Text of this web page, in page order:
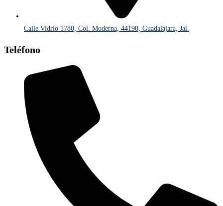
Calle Vidrio 1780, Col. Moderna, 44190, Guadalajara, Jal.
Teléfono